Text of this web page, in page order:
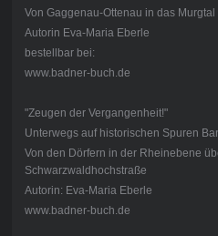
Von Gaggenau-Ottenau in das Murgtal
Autorin Eva-Maria Eberle
bestellbar bei:
www.badner-buch.de
"Zeugen der Vergangenheit!"
Unterwegs auf historischen Spuren
Von den Dörfern in der Rheinebene
Schwarzwaldhochstraße
Autorin: Eva-Maria Eberle
www.badner-buch.de